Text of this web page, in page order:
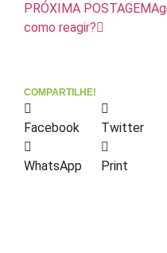
PRÓXIMA POSTAGEM
como reagir?
COMPARTILHE!
Facebook Twitter
WhatsApp Print